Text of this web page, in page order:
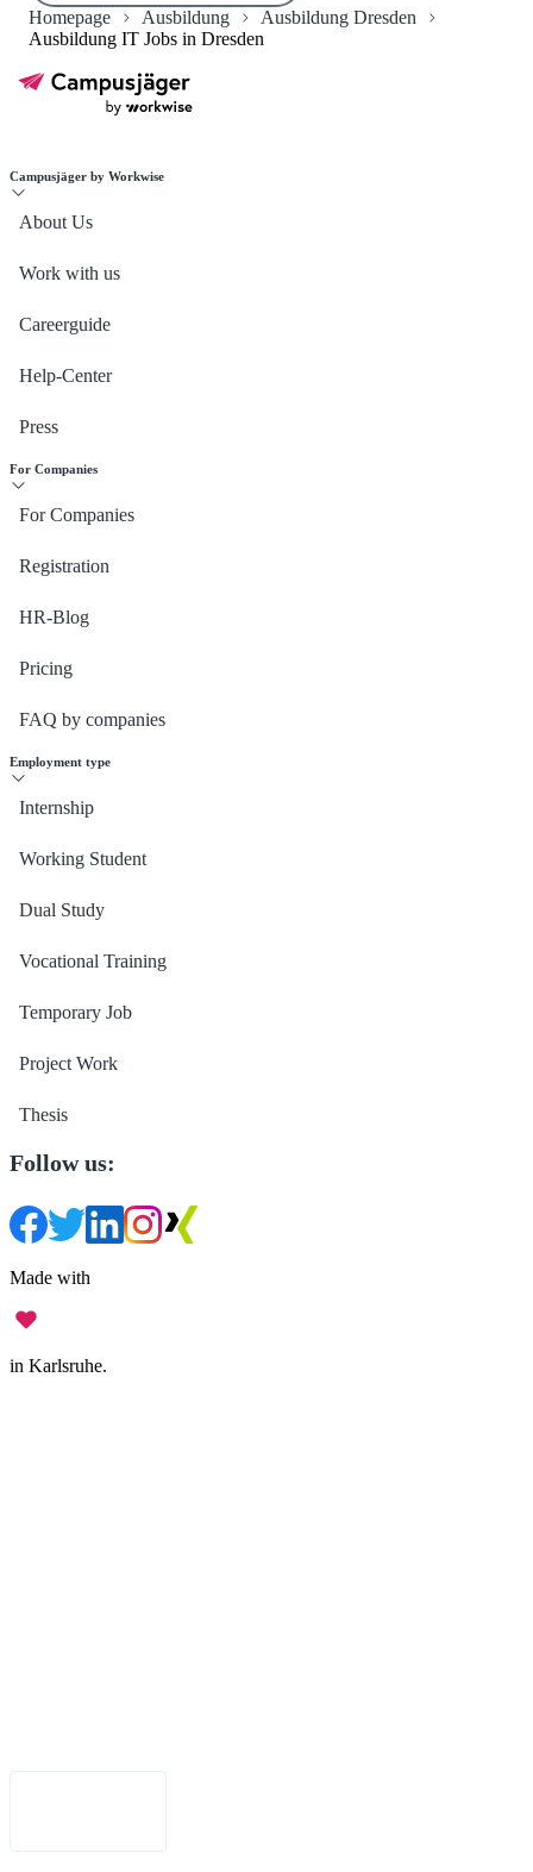
Homepage
Ausbildung
Ausbildung Dresden
Ausbildung IT Jobs in Dresden
Campusjäger by Workwise
About Us
Work with us
Careerguide
Help-Center
Press
For Companies
For Companies
Registration
HR-Blog
Pricing
FAQ by companies
Employment type
Internship
Working Student
Dual Study
Vocational Training
Temporary Job
Project Work
Thesis
Follow us:
Made with
in Karlsruhe.